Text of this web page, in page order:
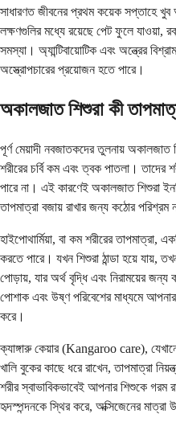
সাধারণত জীবনের প্রথম কয়েক সপ্তাহে খুব
লক্ষণগুলির মধ্যে রয়েছে পেট ফুলে
সমস্যা। অ্যান্টিবায়োটিক এবং অন্ত্রের
অস্ত্রোপচারের প্রয়োজন হতে পারে।
অকালজাত শিশুরা কী
পূর্ণ মেয়াদী নবজাতকদের তুলনায়
শরীরের চর্বি কম এবং ত্বক পাতলা। তাদের
পারে না। এই কারণেই অকালজাত শিশুরা
তাপমাত্রা বজায় রাখার জন্য কঠোর পরিশ্রম
হাইপোথার্মিয়া, বা কম শরীরের তাপমাত্রা,
করতে পারে। যখন শিশুরা ঠান্ডা হয়ে যায়,
পোড়ায়, যার অর্থ বৃদ্ধি এবং নিরাময়ের
পোশাক এবং উষ্ণ পরিবেশের মাধ্যমে
করে।
ক্যাঙ্গারু কেয়ার (Kangaroo care),
খালি বুকের কাছে ধরে রাখেন, তাপমাত্রা
শরীর স্বাভাবিকভাবেই আপনার শিশুকে গরম
হৃদস্পন্দনকে স্থির করে, অক্সিজেনের